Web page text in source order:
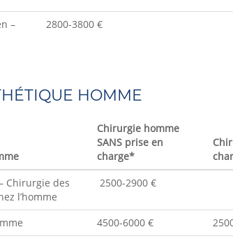
–
2800-3800 €
HOMME
Chirurgie homme
SANS prise en
charge*
Chirurgie des
l’homme
2500-2900 €
4500-6000 €